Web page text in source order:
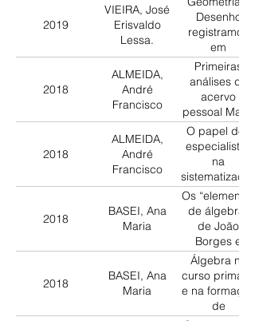
(São Paulo,
1940-1950)
2019
VIEIRA, José
Erisvaldo
Lessa.
Desenho
registramos
em
documentos e
cadernos
escolares,
1890- 1990
2018
ALMEIDA,
André
Francisco
Primeiras
análises do
acervo
pessoal Maria
do Carmo
Domite: o
cálculo mental
para ensinar
2018
ALMEIDA,
André
Francisco
O papel dos
especialistas
na
sistematização
de uma
aritmética
para ensinar
(1946-1996)
2018
BASEI, Ana
Maria
Os “elementos
de álgebra”
de João
Borges e
Gomes
Cardim:
indícios de
mudanças da
álgebra para
2018
BASEI, Ana
Maria
Álgebra no
curso primário
e na formação
de